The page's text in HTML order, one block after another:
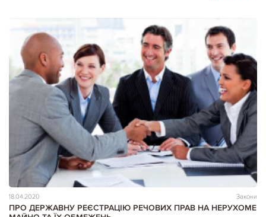
18.04.2020 Закони
ПРО ДЕРЖАВНУ РЕЄСТРАЦІЮ РЕЧОВИХ ПРАВ НА НЕРУХОМЕ